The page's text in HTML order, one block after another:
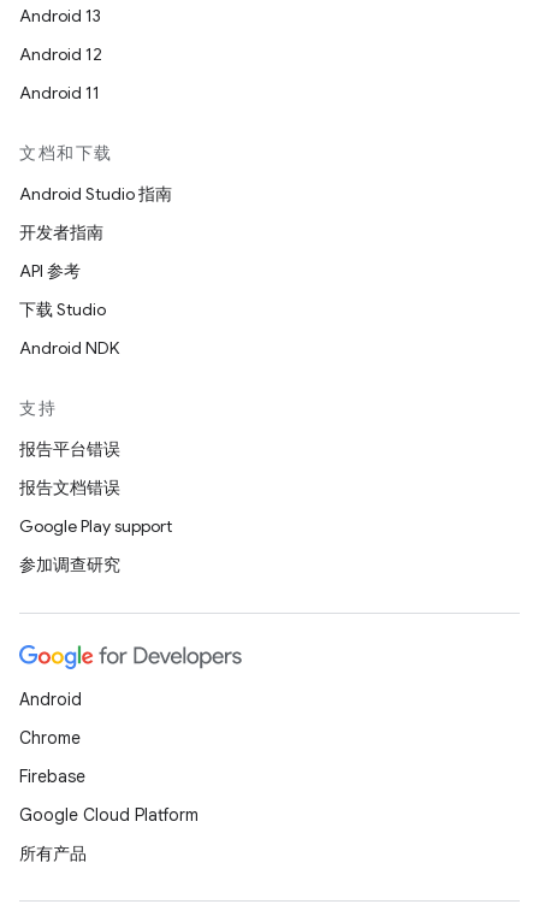
Android 13
Android 12
Android 11
文档和下载
Android Studio 指南
开发者指南
API 参考
下载 Studio
Android NDK
支持
报告平台错误
报告文档错误
Google Play support
参加调查研究
Android
Chrome
Firebase
Google Cloud Platform
所有产品